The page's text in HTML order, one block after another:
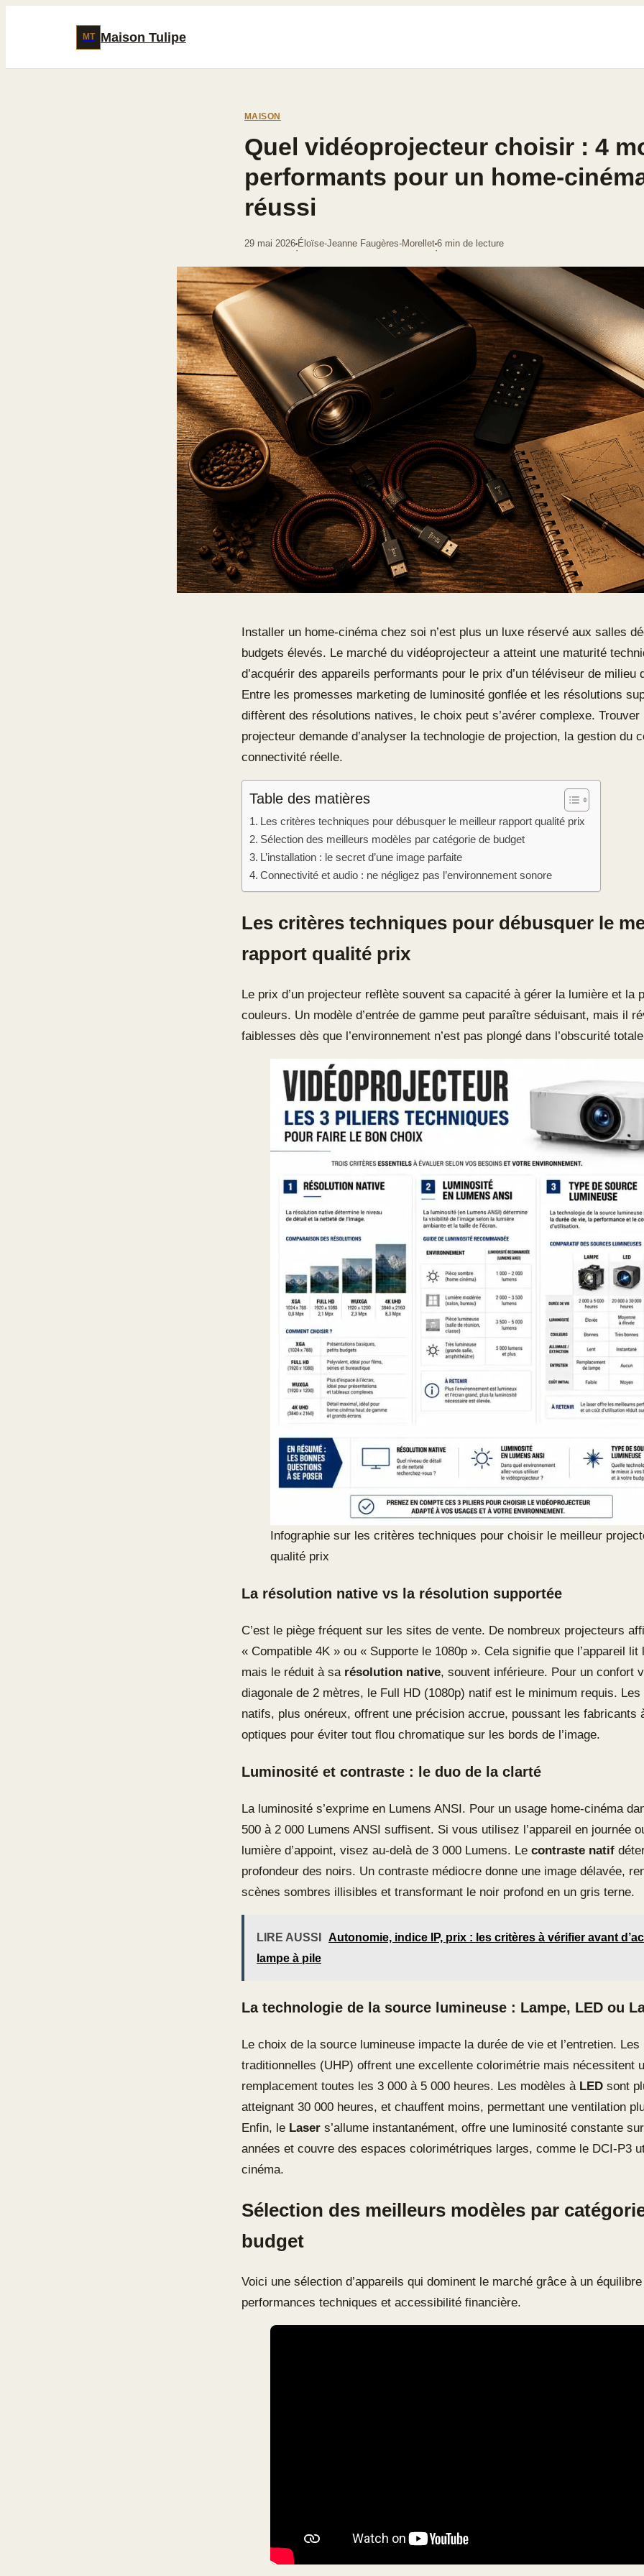
MT Maison Tulipe
MAISON
Quel vidéoprojecteur choisir : 4
performants pour un home-
réussi
29 mai 2026
·
Éloïse-Jeanne Faugères-Morellet
·
6 min de lecture
Installer un home-cinéma chez soi n’est plus un luxe réservé aux salles
budgets élevés. Le marché du vidéoprojecteur a atteint une maturité
d’acquérir des appareils performants pour le prix d’un téléviseur de milieu
Entre les promesses marketing de luminosité gonflée et les résolutions
diffèrent des résolutions natives, le choix peut s’avérer complexe. Trouver
projecteur demande d’analyser la technologie de projection, la gestion du
connectivité réelle.
Table des matières
Les critères techniques pour débusquer le meilleur rapport qualité prix
Sélection des meilleurs modèles par catégorie de budget
L’installation : le secret d’une image parfaite
Connectivité et audio : ne négligez pas l’environnement sonore
Les critères techniques pour débusquer le
rapport qualité prix
Le prix d’un projecteur reflète souvent sa capacité à gérer la lumière et la
couleurs. Un modèle d’entrée de gamme peut paraître séduisant, mais il
faiblesses dès que l’environnement n’est pas plongé dans l’obscurité
Infographie sur les critères techniques pour choisir le meilleur
qualité prix
La résolution native vs la résolution supportée
C’est le piège fréquent sur les sites de vente. De nombreux projecteurs
« Compatible 4K » ou « Supporte le 1080p ». Cela signifie que l’appareil
mais le réduit à sa résolution native, souvent inférieure. Pour un confort
diagonale de 2 mètres, le Full HD (1080p) natif est le minimum requis. Les
natifs, plus onéreux, offrent une précision accrue, poussant les fabricants
optiques pour éviter tout flou chromatique sur les bords de l’image.
Luminosité et contraste : le duo de la clarté
La luminosité s’exprime en Lumens ANSI. Pour un usage home-cinéma
500 à 2 000 Lumens ANSI suffisent. Si vous utilisez l’appareil en journée
lumière d’appoint, visez au-delà de 3 000 Lumens. Le contraste natif
profondeur des noirs. Un contraste médiocre donne une image délavée,
scènes sombres illisibles et transformant le noir profond en un gris terne.
LIRE AUSSI
Autonomie, indice IP, prix : les critères à vérifier avant
lampe à pile
La technologie de la source lumineuse : Lampe, LED ou
Le choix de la source lumineuse impacte la durée de vie et l’entretien. Les
traditionnelles (UHP) offrent une excellente colorimétrie mais nécessitent
remplacement toutes les 3 000 à 5 000 heures. Les modèles à LED sont
atteignant 30 000 heures, et chauffent moins, permettant une ventilation
Enfin, le Laser s’allume instantanément, offre une luminosité constante
années et couvre des espaces colorimétriques larges, comme le DCI-P3
cinéma.
Sélection des meilleurs modèles par
budget
Voici une sélection d’appareils qui dominent le marché grâce à un
performances techniques et accessibilité financière.